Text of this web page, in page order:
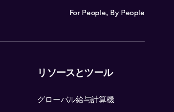
For People, By People
リソースとツール
グローバル給与計算機